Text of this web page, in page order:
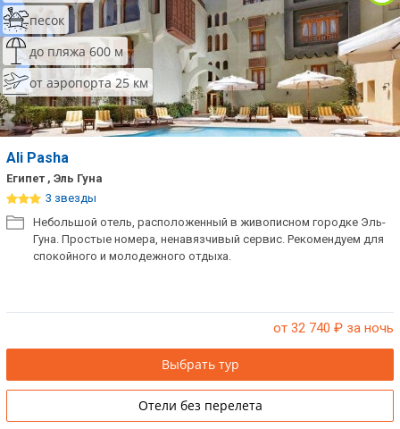
песок
до пляжа 600 м
от аэропорта 25 км
Ali Pasha
Египет , Эль Гуна
3 звезды
Небольшой отель, расположенный в живописном городке Эль-
Гунa. Простые номера, ненавязчивый сервис. Рекомендуем для
спокойного и молодежного отдыха.
от 32 740 ₽ за ночь
Выбрать тур
Отели без перелета